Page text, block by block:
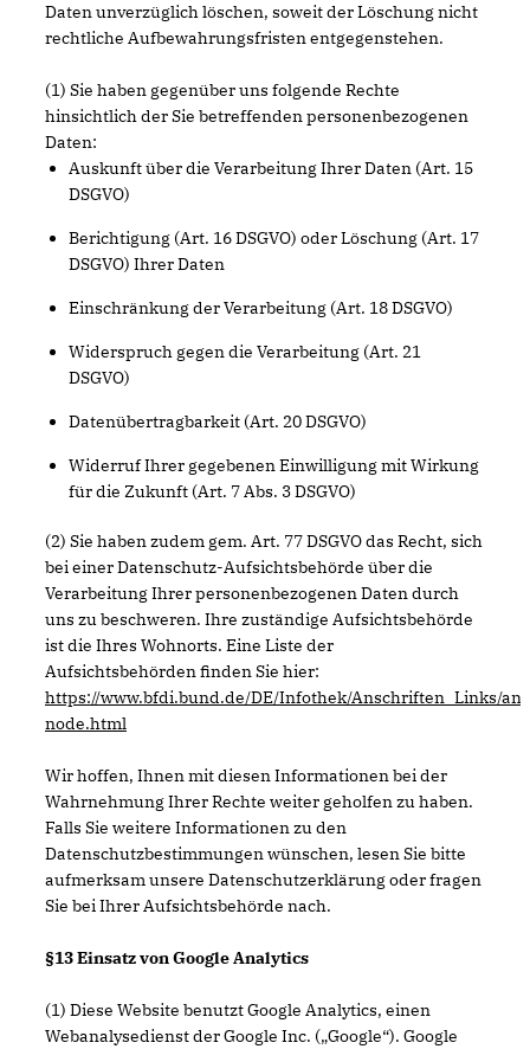
Daten unverzüglich löschen, soweit der Löschung nicht
rechtliche Aufbewahrungsfristen entgegenstehen.
(1) Sie haben gegenüber uns folgende Rechte
hinsichtlich der Sie betreffenden personenbezogenen
Daten:
Auskunft über die Verarbeitung Ihrer Daten (Art. 15
DSGVO)
Berichtigung (Art. 16 DSGVO) oder Löschung (Art. 17
DSGVO) Ihrer Daten
Einschränkung der Verarbeitung (Art. 18 DSGVO)
Widerspruch gegen die Verarbeitung (Art. 21
DSGVO)
Datenübertragbarkeit (Art. 20 DSGVO)
Widerruf Ihrer gegebenen Einwilligung mit Wirkung
für die Zukunft (Art. 7 Abs. 3 DSGVO)
(2) Sie haben zudem gem. Art. 77 DSGVO das Recht, sich
bei einer Datenschutz-Aufsichtsbehörde über die
Verarbeitung Ihrer personenbezogenen Daten durch
uns zu beschweren. Ihre zuständige Aufsichtsbehörde
ist die Ihres Wohnorts. Eine Liste der
Aufsichtsbehörden finden Sie hier:
https://www.bfdi.bund.de/DE/Infothek/Anschriften_Links/
node.html
Wir hoffen, Ihnen mit diesen Informationen bei der
Wahrnehmung Ihrer Rechte weiter geholfen zu haben.
Falls Sie weitere Informationen zu den
Datenschutzbestimmungen wünschen, lesen Sie bitte
aufmerksam unsere Datenschutzerklärung oder fragen
Sie bei Ihrer Aufsichtsbehörde nach.
§13 Einsatz von Google Analytics
(1) Diese Website benutzt Google Analytics, einen
Webanalysedienst der Google Inc. („Google“). Google